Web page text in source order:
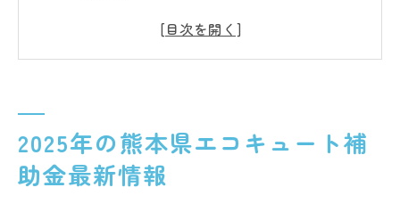
熊本県のエコキュート補助金一覧の見方と
エコキュート補助金の申請期間と受付状況
を確認する
熊本県省エネ家電補助金とエコキュート導
2025年の熊本県エコキュート補
助金最新情報